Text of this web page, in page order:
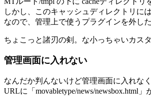
しかし、このキャッシュディレクトリに
なので、管理上で使うプラグインを外し
ちょこっと諸刃の剣。な小っちゃいカスタ
管理画面に入れない
なんだか判んないけど管理画面に入れな
URLに「movabletype/news/newsbox.html」